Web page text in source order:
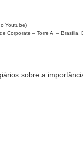
Youtube)
Corporate – Torre A – Brasília,
sobre a